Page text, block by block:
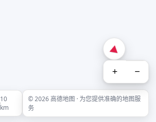
+ −
10
km
© 2026 高德地图 · 为您提供准确的地图服
务